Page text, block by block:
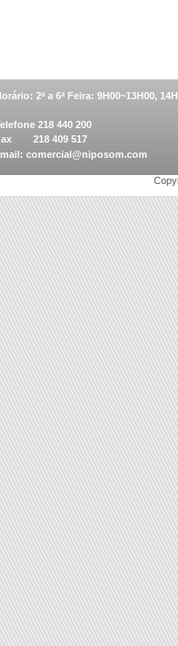
2ª a 6ª Feira: 9H00~13H00,
218 440 200
218 409 517
comercial@niposom.com